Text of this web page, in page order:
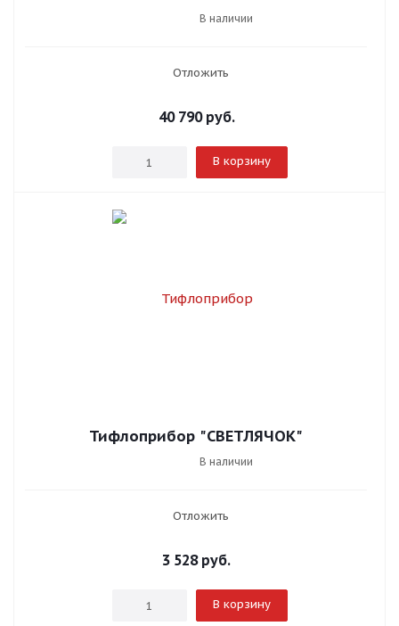
В наличии
Отложить
40 790руб.
В корзину
Тифлоприбор "СВЕТЛЯЧОК"
В наличии
Отложить
3 528руб.
В корзину